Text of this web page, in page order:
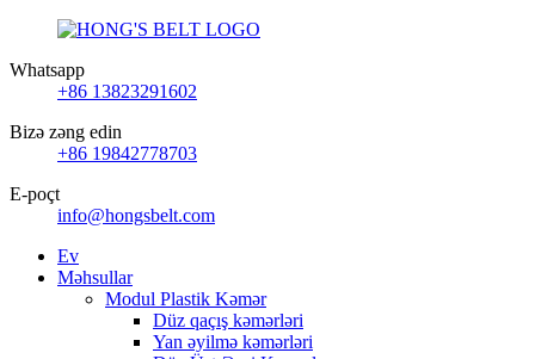
Whatsapp
+86 13823291602
Bizə zəng edin
+86 19842778703
E-poçt
info@hongsbelt.com
Ev
Məhsullar
Modul Plastik Kəmər
Düz qaçış kəmərləri
Yan əyilmə kəmərləri